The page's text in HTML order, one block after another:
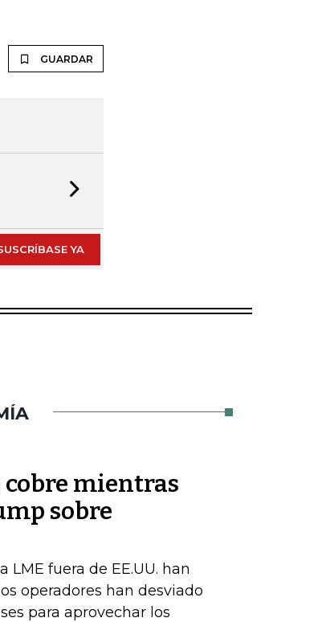
GUARDAR
YA
cobre mientras
sobre
LME fuera de EE.UU. han
operadores han desviado
para aprovechar los